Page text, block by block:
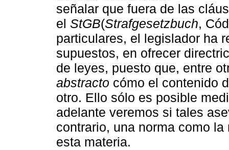
señalar que fuera de las
el StGB(Strafgesetzbuch,
particulares, el legislador ha
supuestos, en ofrecer
de leyes, puesto que, entre
abstracto cómo el contenido
otro. Ello sólo es posible
adelante veremos si tales
contrario, una norma como
esta materia.